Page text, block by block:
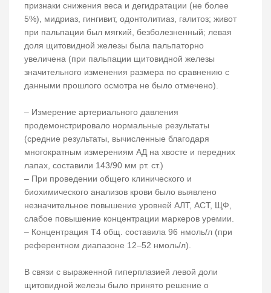
признаки снижения веса и дегидратации (не более
5%), мидриаз, гингивит, одонтолитиаз, галитоз; живот
при пальпации был мягкий, безболезненный; левая
доля щитовидной железы была пальпаторно
увеличена (при пальпации щитовидной железы
значительного изменения размера по сравнению с
данными прошлого осмотра не было отмечено).
– Измерение артериального давления
продемонстрировало нормальные результаты
(средние результаты, вычисленные благодаря
многократным измерениям АД на хвосте и передних
лапах, составили 143/90 мм рт. ст.)
– При проведении общего клинического и
биохимического анализов крови было выявлено
незначительное повышение уровней АЛТ, АСТ, ЩФ,
слабое повышение концентрации маркеров уремии.
– Концентрация Т4 общ. составила 96 нмоль/л (при
референтном диапазоне 12–52 нмоль/л).
В связи с выраженной гиперплазией левой доли
щитовидной железы было принято решение о